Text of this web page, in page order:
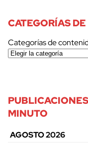
CATEGORÍAS
Categorías de
MINUTO
AGOSTO 2026